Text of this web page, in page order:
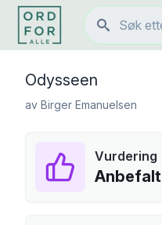
Odysseen
av Birger Emanuelsen
Vurdering
Anbefalt